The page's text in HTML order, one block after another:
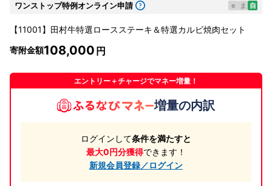
ワンストップ特例オンライン申請 e ま 自
【11001】田村牛特選ロースステーキ＆特選カルビ焼肉セット
寄附金額108,000
エントリー＋チャージでマネー増量！
増量の内訳
ログインして条件を満たすと
最大0円分獲得できます！
新規会員登録／ログイン